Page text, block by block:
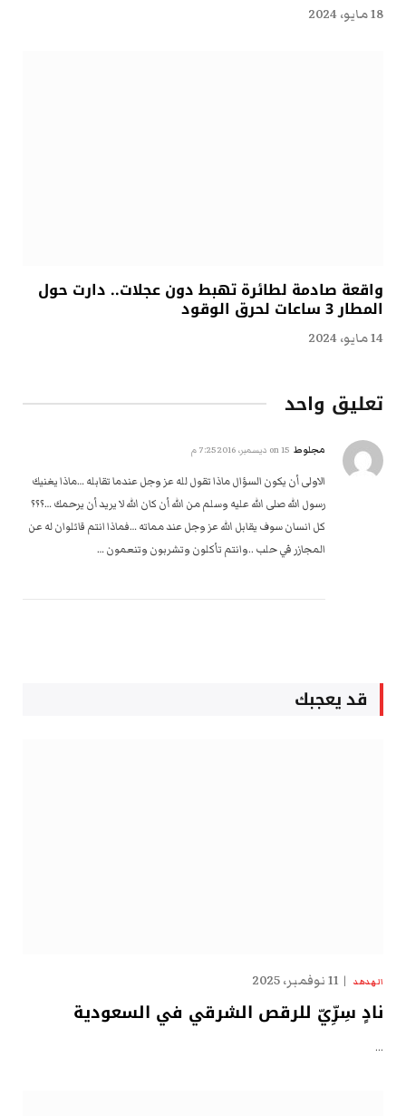
18 مايو، 2024
واقعة صادمة لطائرة تهبط دون عجلات.. دارت حول
المطار 3 ساعات لحرق الوقود
14 مايو، 2024
تعليق واحد
مجلوط 15 ديسمبر، 2016 7:25 م
الاولى أن يكون السؤال ماذا تقول لله عز وجل عندما تقابله …ماذا يغنيك
رسول الله صلى الله عليه وسلم من الله أن كان الله لا يريد أن يرحمك …؟؟؟
كل انسان سوف يقابل الله عز وجل عند مماته …فماذا انتم قائلوان له عن
المجازر في حلب ..وانتم تأكلون وتشربون وتنعمون …
قد يعجبك
الهدهد 11 نوفمبر، 2025
نادٍ سِرِّيّ للرقص الشرقي في السعودية
…